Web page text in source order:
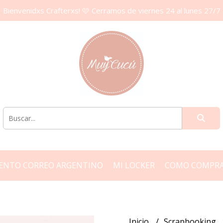
Bienvenidxs Crafterxs! 🩷 Cerramos de viernes 24 al lunes 27/7
CORREO ARGENTINO MI LOCKER COMO